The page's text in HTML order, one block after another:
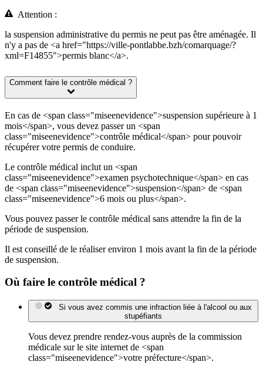
Attention :
la suspension administrative du permis ne peut pas être aménagée. Il
n'y a pas de <a href="https://ville-pontlabbe.bzh/comarquage/?
xml=F14855">permis blanc</a>.
Comment faire le contrôle médical ?
En cas de <span class="miseenevidence">suspension supérieure à 1
mois</span>, vous devez passer un <span
class="miseenevidence">contrôle médical</span> pour pouvoir
récupérer votre permis de conduire.
Le contrôle médical inclut un <span
class="miseenevidence">examen psychotechnique</span> en cas
de <span class="miseenevidence">suspension</span> de <span
class="miseenevidence">6 mois ou plus</span>.
Vous pouvez passer le contrôle médical sans attendre la fin de la
période de suspension.
Il est conseillé de le réaliser environ 1 mois avant la fin de la période
de suspension.
Où faire le contrôle médical ?
Si vous avez commis une infraction liée à l'alcool ou aux
stupéfiants
Vous devez prendre rendez-vous auprès de la commission
médicale sur le site internet de <span
class="miseenevidence">votre préfecture</span>.